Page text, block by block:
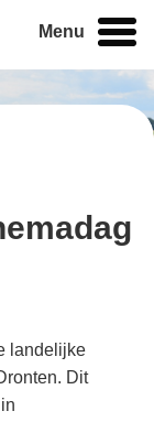
Menu
landelijke
Dit